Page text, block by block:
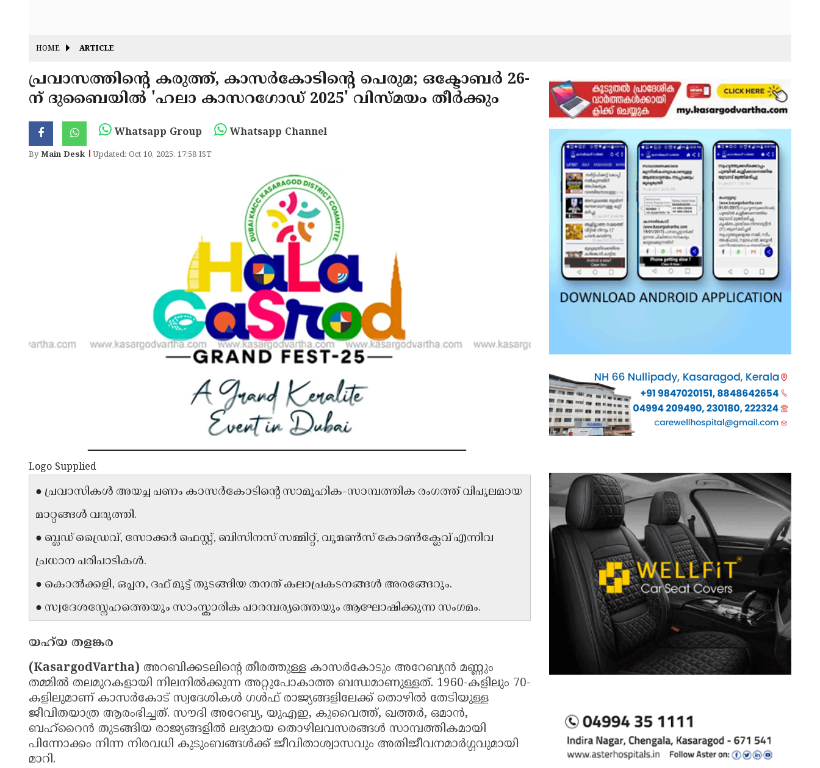
HOME ARTICLE
പ്രവാസത്തിന്റെ കരുത്ത്, കാസർകോടിന്റെ പെരുമ; ഒക്ടോബർ 26-
ന് ദുബൈയിൽ 'ഹലാ കാസറഗോഡ് 2025' വിസ്മയം തീർക്കും
Whatsapp Group Whatsapp Channel
ByMain Desk Updated: Oct 10, 2025, 17:58 IST
Logo Supplied
● പ്രവാസികൾ അയച്ച പണം കാസർകോടിന്റെ സാമൂഹിക-സാമ്പത്തിക രംഗത്ത് വിപുലമായ
മാറ്റങ്ങൾ വരുത്തി.
● ബ്ലഡ് ഡ്രൈവ്, സോക്കർ ഫെസ്റ്റ്, ബിസിനസ് സമ്മിറ്റ്, വുമൺസ് കോൺക്ലേവ് എന്നിവ
പ്രധാന പരിപാടികൾ.
● കൊൽക്കളി, ഒപ്പന, ദഫ് മുട്ട് തുടങ്ങിയ തനത് കലാപ്രകടനങ്ങൾ അരങ്ങേറും.
● സ്വദേശസ്നേഹത്തെയും സാംസ്കാരിക പാരമ്പര്യത്തെയും ആഘോഷിക്കുന്ന സംഗമം.
യഹ്‌യ തളങ്കര
(KasargodVartha) അറബിക്കടലിന്റെ തീരത്തുള്ള കാസർകോടും അറേബ്യൻ മണ്ണും
തമ്മിൽ തലമുറകളായി നിലനിൽക്കുന്ന അറ്റുപോകാത്ത ബന്ധമാണുള്ളത്. 1960-കളിലും 70-
കളിലുമാണ് കാസർകോട് സ്വദേശികൾ ഗൾഫ് രാജ്യങ്ങളിലേക്ക് തൊഴിൽ തേടിയുള്ള
ജീവിതയാത്ര ആരംഭിച്ചത്. സൗദി അറേബ്യ, യുഎഇ, കുവൈത്ത്, ഖത്തർ, ഒമാൻ,
ബഹ്റൈൻ തുടങ്ങിയ രാജ്യങ്ങളിൽ ലഭ്യമായ തൊഴിലവസരങ്ങൾ സാമ്പത്തികമായി
പിന്നോക്കം നിന്ന നിരവധി കുടുംബങ്ങൾക്ക് ജീവിതാശ്വാസവും അതിജീവനമാർഗ്ഗവുമായി
മാറി.